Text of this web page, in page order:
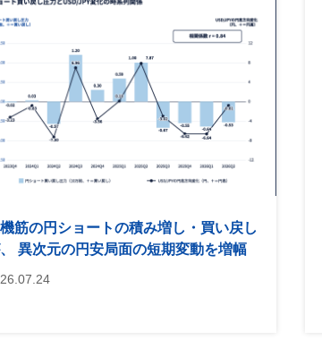
筋の円ショートの積み増し・買い戻し
異次元の円安局面の短期変動を増幅